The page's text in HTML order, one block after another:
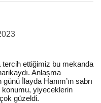
ettiğimiz bu mekanda
Anlaşma
İlayda Hanım’ın sabrı
konumu, yiyeceklerin
güzeldi.